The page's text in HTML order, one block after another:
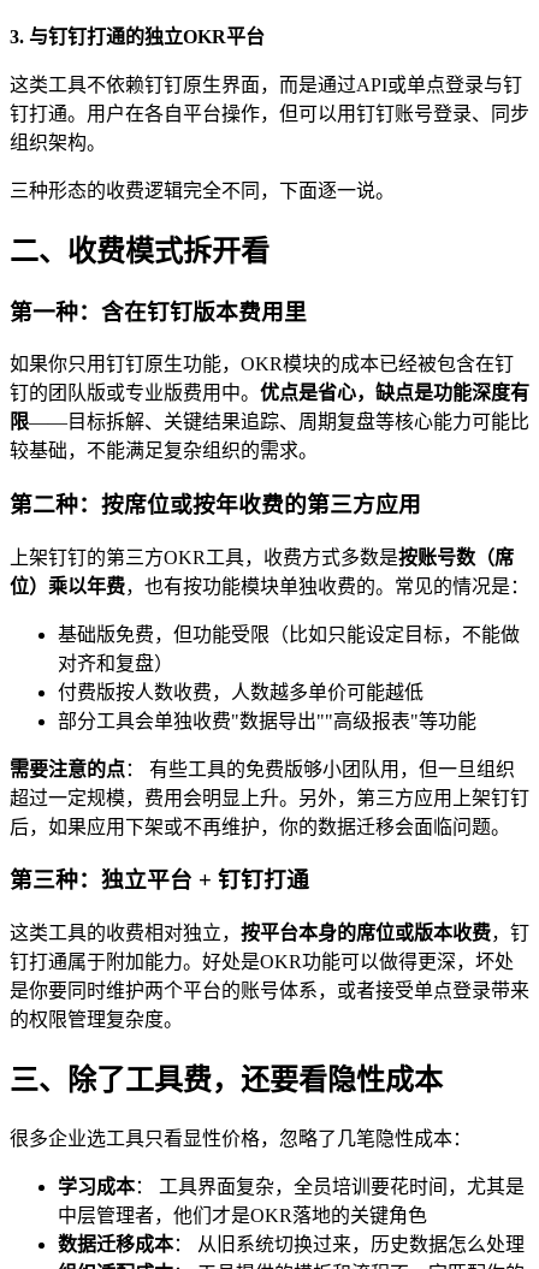
3. 与钉钉打通的独立OKR平台
这类工具不依赖钉钉原生界面，而是通过API或单点登录与钉
钉打通。用户在各自平台操作，但可以用钉钉账号登录、同步
组织架构。
三种形态的收费逻辑完全不同，下面逐一说。
二、收费模式拆开看
第一种：含在钉钉版本费用里
如果你只用钉钉原生功能，OKR模块的成本已经被包含在钉
钉的团队版或专业版费用中。 优点是省心，缺点是功能深度有
限——目标拆解、关键结果追踪、周期复盘等核心能力可能比
较基础，不能满足复杂组织的需求。
第二种：按席位或按年收费的第三方应用
上架钉钉的第三方OKR工具，收费方式多数是按账号数（席
位）乘以年费，也有按功能模块单独收费的。常见的情况是：
基础版免费，但功能受限（比如只能设定目标，不能做
对齐和复盘）
付费版按人数收费，人数越多单价可能越低
部分工具会单独收费"数据导出""高级报表"等功能
需要注意的点： 有些工具的免费版够小团队用，但一旦组织
超过一定规模，费用会明显上升。另外，第三方应用上架钉钉
后，如果应用下架或不再维护，你的数据迁移会面临问题。
第三种：独立平台 + 钉钉打通
这类工具的收费相对独立， 按平台本身的席位或版本收费，钉
钉打通属于附加能力。好处是OKR功能可以做得更深，坏处
是你要同时维护两个平台的账号体系，或者接受单点登录带来
的权限管理复杂度。
三、除了工具费，还要看隐性成本
很多企业选工具只看显性价格，忽略了几笔隐性成本：
学习成本： 工具界面复杂，全员培训要花时间，尤其是
中层管理者，他们才是OKR落地的关键角色
数据迁移成本： 从旧系统切换过来，历史数据怎么处理